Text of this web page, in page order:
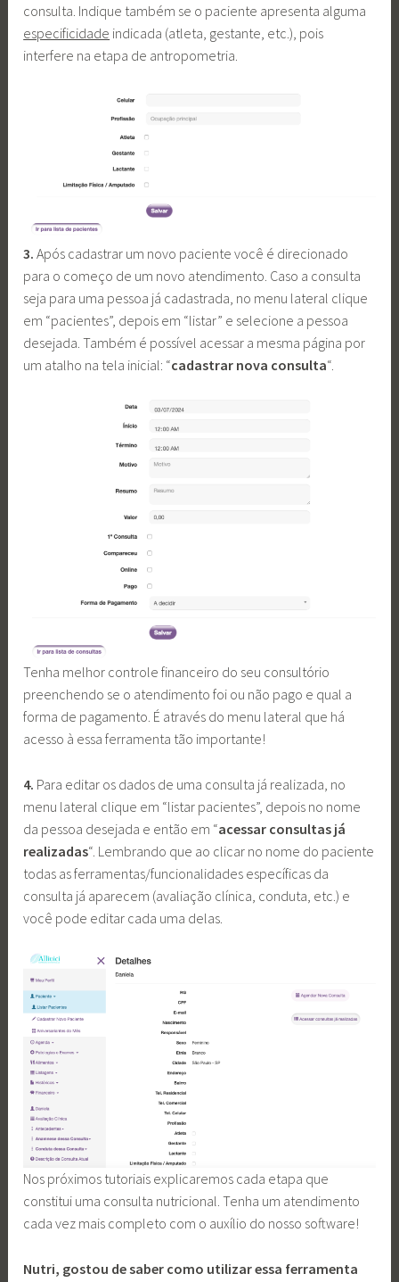
consulta. Indique também se o paciente apresenta alguma
especificidade indicada (atleta, gestante, etc.), pois
interfere na etapa de antropometria.
3. Após cadastrar um novo paciente você é direcionado
para o começo de um novo atendimento. Caso a consulta
seja para uma pessoa já cadastrada, no menu lateral clique
em “pacientes”, depois em “listar” e selecione a pessoa
desejada. Também é possível acessar a mesma página por
um atalho na tela inicial: “cadastrar nova consulta“.
Tenha melhor controle financeiro do seu consultório
preenchendo se o atendimento foi ou não pago e qual a
forma de pagamento. É através do menu lateral que há
acesso à essa ferramenta tão importante!
4. Para editar os dados de uma consulta já realizada, no
menu lateral clique em “listar pacientes”, depois no nome
da pessoa desejada e então em “acessar consultas já
realizadas“. Lembrando que ao clicar no nome do paciente
todas as ferramentas/funcionalidades específicas da
consulta já aparecem (avaliação clínica, conduta, etc.) e
você pode editar cada uma delas.
Nos próximos tutoriais explicaremos cada etapa que
constitui uma consulta nutricional. Tenha um atendimento
cada vez mais completo com o auxílio do nosso software!
Nutri, gostou de saber como utilizar essa ferramenta